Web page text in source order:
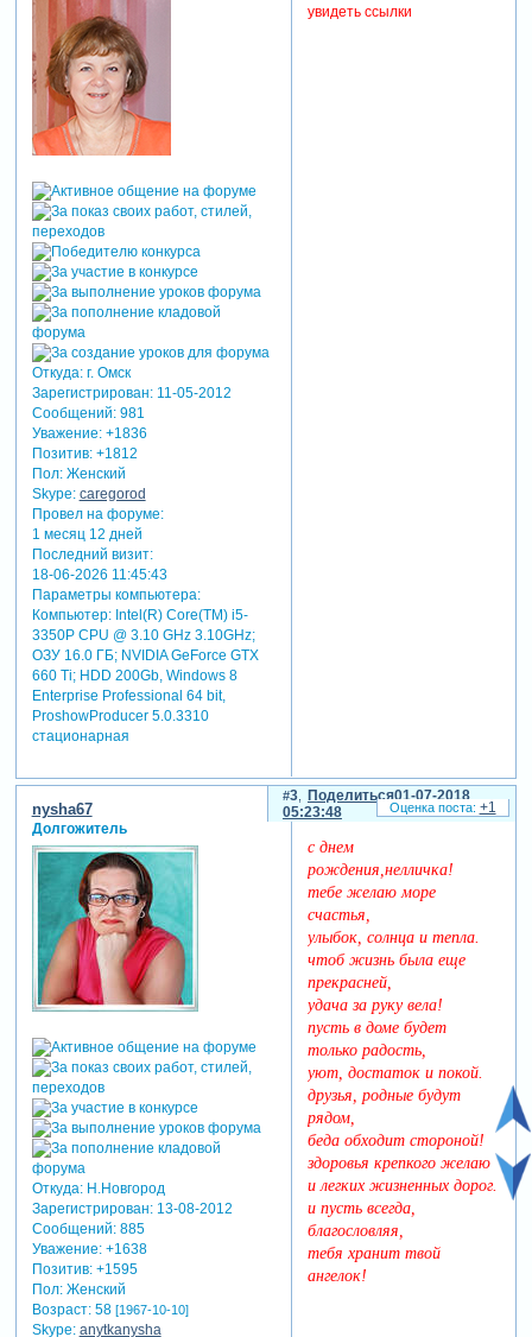
Откуда:г. Омск
Зарегистрирован: 11-05-2012
Сообщений:981
Уважение: +1836
Позитив: +1812
Пол:Женский
Skype: caregorod
Провел на форуме:
1 месяц 12 дней
Последний визит:
18-06-2026 11:45:43
Параметры компьютера:
Компьютер: Intel(R) Core(TM) i5-
3350P CPU @ 3.10 GHz 3.10GHz;
ОЗУ 16.0 ГБ; NVIDIA GeForce GTX
660 Ti; HDD 200Gb, Windows 8
Enterprise Professional 64 bit,
ProshowProducer 5.0.3310
стационарная
увидеть ссылки
Поделиться
3
01-07-2018
05:23:48
nysha67
Долгожитель
Откуда:Н.Новгород
Зарегистрирован: 13-08-2012
Сообщений:885
Уважение: +1638
Позитив: +1595
Пол:Женский
Возраст:58 [1967-10-10]
Skype: anytkanysha
с днем
рождения,нелличка!
тебе желаю море
счастья,
улыбок, солнца и тепла.
чтоб жизнь была еще
прекрасней,
удача за руку вела!
пусть в доме будет
только радость,
уют, достаток и покой.
друзья, родные будут
рядом,
беда обходит стороной!
здоровья крепкого желаю
и легких жизненных дорог.
и пусть всегда,
благословляя,
тебя хранит твой
ангелок!
+1